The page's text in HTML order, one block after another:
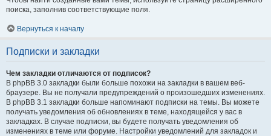
поиска, заполнив соответствующие поля.
Вернуться к началу
Подписки и закладки
Чем закладки отличаются от подписок?
В phpBB 3.0 закладки были больше похожи на закладки в вашем веб-
браузере. Вы не получали предупреждений о произошедших изменениях.
В phpBB 3.1 закладки больше напоминают подписки на темы. Вы можете
получать уведомления об обновлениях в теме, находящейся у вас в
закладках. В случае подписки, вы будете получать уведомления об
изменениях в теме или форуме. Настройки уведомлений для закладок и